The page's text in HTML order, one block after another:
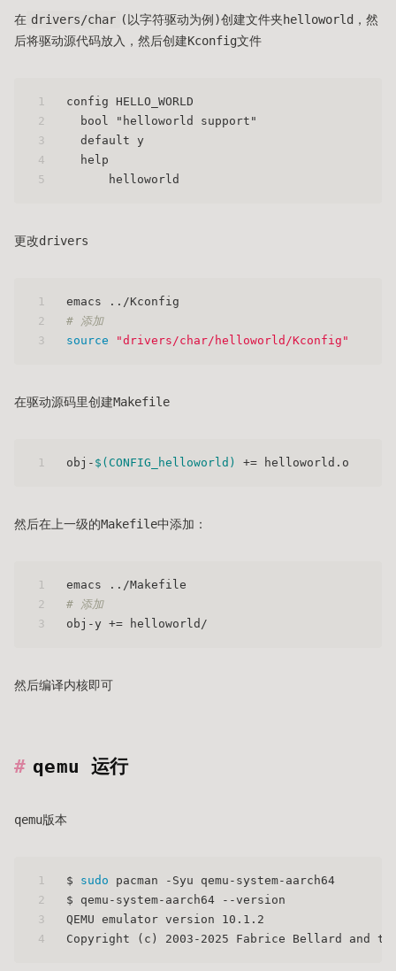
在 drivers/char (以字符驱动为例)创建文件夹helloworld，然
后将驱动源代码放入，然后创建Kconfig文件
1
2
3
4
5
config HELLO_WORLD
  bool "helloworld support"
  default y
  help
      helloworld
更改drivers
1
2
3
emacs ../Kconfig
# 添加
source
"drivers/char/helloworld/Kconfig"
在驱动源码里创建Makefile
1 obj- $(CONFIG_helloworld) += helloworld.o
然后在上一级的Makefile中添加：
1
2
3
emacs ../Makefile
# 添加
obj-y += helloworld/
然后编译内核即可
qemu 运行
qemu版本
1
2
3
4
$ sudo pacman -Syu qemu-system-aarch64
$ qemu-system-aarch64 --version
QEMU emulator version 10.1.2
Copyright (c) 2003-2025 Fabrice Bellard and